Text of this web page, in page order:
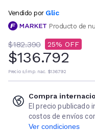
Vendido por Glic
Producto de
$182.390 25
$136.792
Precio s/imp. nac. $136.792
Compra
El precio publicado
costos de envíos
Ver condiciones